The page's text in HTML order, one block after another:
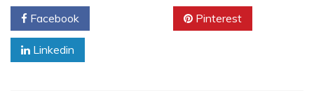
Facebook Pinterest
Linkedin